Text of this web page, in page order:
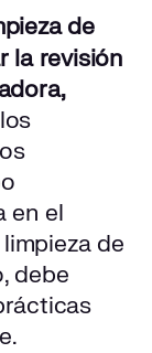
de
la revisión
en el
de
debe